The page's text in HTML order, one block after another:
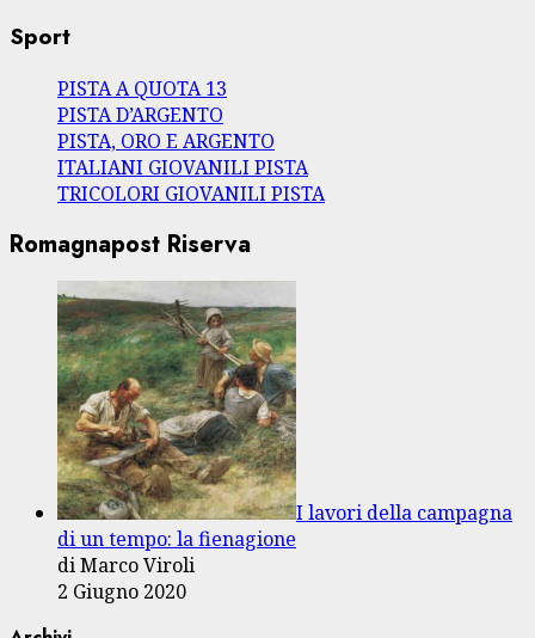
Sport
PISTA A QUOTA 13
PISTA D’ARGENTO
PISTA, ORO E ARGENTO
ITALIANI GIOVANILI PISTA
TRICOLORI GIOVANILI PISTA
Romagnapost Riserva
I lavori della campagna
di un tempo: la fienagione
di Marco Viroli
2 Giugno 2020